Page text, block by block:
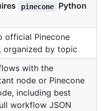
pinecone
Python
official Pinecone
organized by topic
with the
node or Pinecone
including best
workflow JSON